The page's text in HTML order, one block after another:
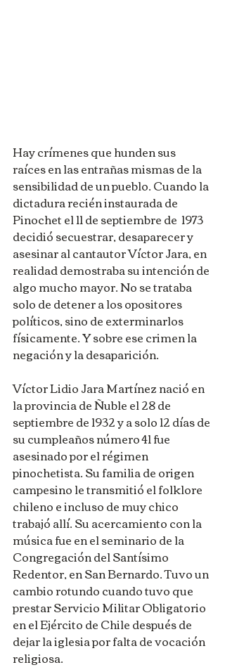
Hay crímenes que hunden sus
raíces en las entrañas mismas de la
sensibilidad de un pueblo. Cuando la
dictadura recién instaurada de
Pinochet el 11 de septiembre de  1973
decidió secuestrar, desaparecer y
asesinar al cantautor Víctor Jara, en
realidad demostraba su intención de
algo mucho mayor. No se trataba
solo de detener a los opositores
políticos, sino de exterminarlos
físicamente. Y sobre ese crimen la
negación y la desaparición.
Víctor Lidio Jara Martínez nació en
la provincia de Ñuble el 28 de
septiembre de 1932 y a solo 12 días de
su cumpleaños número 41 fue
asesinado por el régimen
pinochetista. Su familia de origen
campesino le transmitió el folklore
chileno e incluso de muy chico
trabajó allí. Su acercamiento con la
música fue en el seminario de la
Congregación del Santísimo
Redentor, en San Bernardo. Tuvo un
cambio rotundo cuando tuvo que
prestar Servicio Militar Obligatorio
en el Ejército de Chile después de
dejar la iglesia por falta de vocación
religiosa.